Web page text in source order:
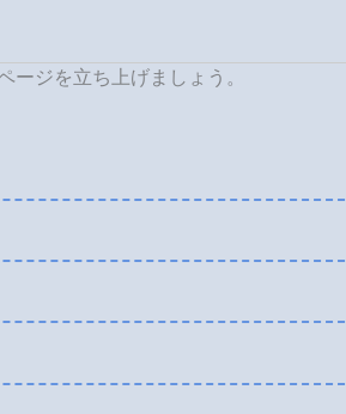
ジを立ち上げましょう。